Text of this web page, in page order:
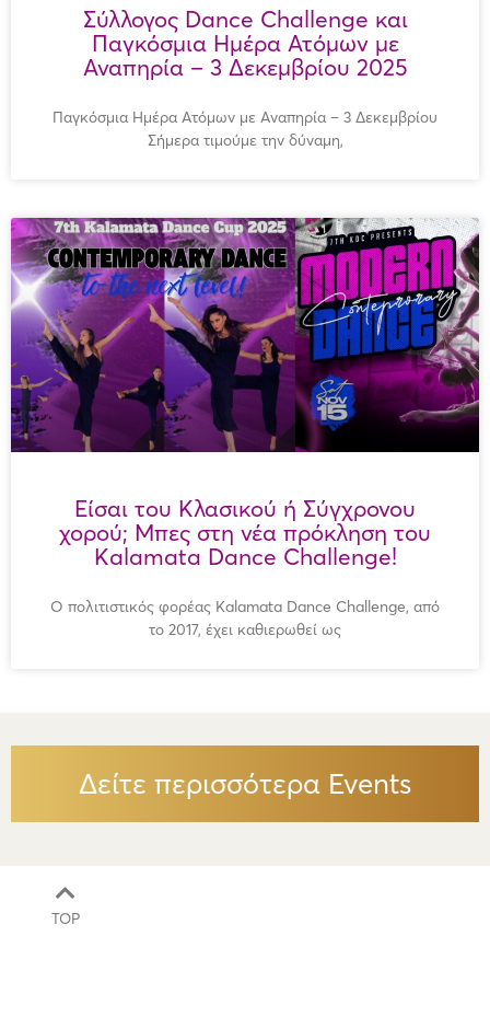
Σύλλογος Dance Challenge και
Παγκόσμια Ημέρα Ατόμων με
Αναπηρία – 3 Δεκεμβρίου 2025
Παγκόσμια Ημέρα Ατόμων με Αναπηρία – 3 Δεκεμβρίου
Σήμερα τιμούμε την δύναμη,
Είσαι του Κλασικού ή Σύγχρονου
χορού; Μπες στη νέα πρόκληση του
Kalamata Dance Challenge!
Ο πολιτιστικός φορέας Kalamata Dance Challenge, από
το 2017, έχει καθιερωθεί ως
Δείτε περισσότερα Events
TOP